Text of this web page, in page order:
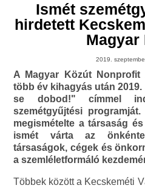
Ismét
hirdetett
Magyar
2019.
A Magyar Közút Nonprofit
több év kihagyás után 2019.
se dobod!" címmel
szemétgyűjtési
megismételte a társaság
ismét várta az
társaságok, cégek és
a szemléletformáló
Többek között a Kecskeméti